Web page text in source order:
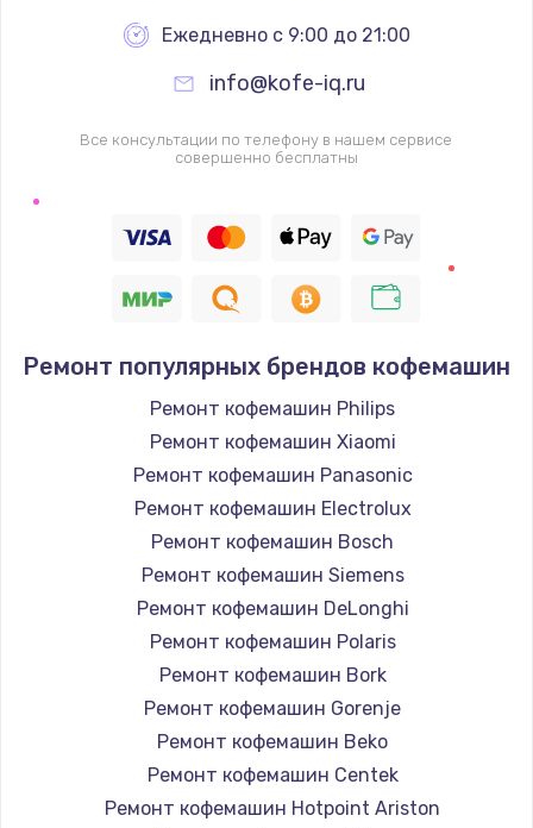
Ежедневно с 9:00 до 21:00
info@kofe-iq.ru
Все консультации по телефону в нашем сервисе
совершенно бесплатны
Ремонт популярных брендов кофемашин
Ремонт кофемашин Philips
Ремонт кофемашин Xiaomi
Ремонт кофемашин Panasonic
Ремонт кофемашин Electrolux
Ремонт кофемашин Bosch
Ремонт кофемашин Siemens
Ремонт кофемашин DeLonghi
Ремонт кофемашин Polaris
Ремонт кофемашин Bork
Ремонт кофемашин Gorenje
Ремонт кофемашин Beko
Ремонт кофемашин Centek
Ремонт кофемашин Hotpoint Ariston